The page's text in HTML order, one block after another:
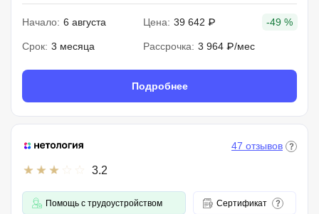
Начало: 6 августа Цена: 39 642 ₽ -49 %
Срок: 3 месяца Рассрочка: 3 964 ₽/мес
Подробнее
3.2
47 отзывов
Помощь с трудоустройством Сертификат